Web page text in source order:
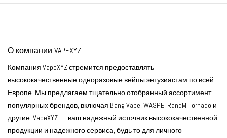
О компании VAPEXYZ
Компания VapeXYZ стремится предоставлять
высококачественные одноразовые вейпы энтузиастам по всей
Европе. Мы предлагаем тщательно отобранный ассортимент
популярных брендов, включая Bang Vape, WASPE, RandM Tornado и
другие. VapeXYZ — ваш надежный источник высококачественной
продукции и надежного сервиса, будь то для личного